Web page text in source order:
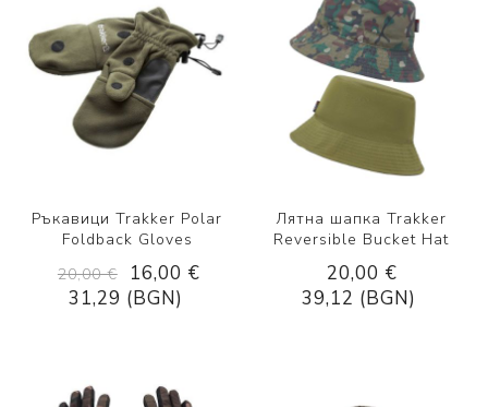
Ръкавици Trakker Polar
Foldback Gloves
20,00 €
16,00 €
31,29 (BGN)
Лятна шапка Trakker
Reversible Bucket Hat
20,00 €
39,12 (BGN)